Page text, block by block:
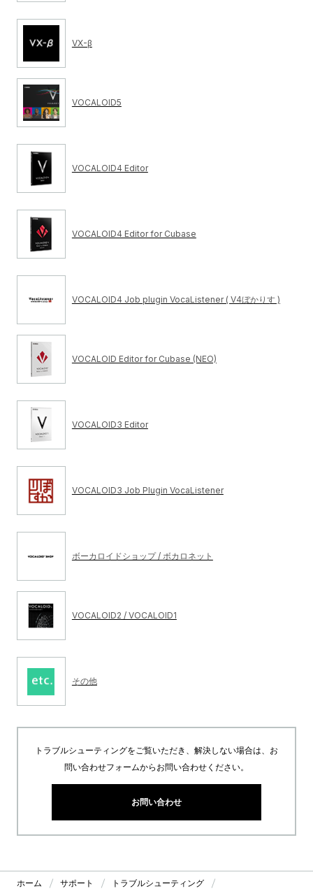
VX-β
VOCALOID5
VOCALOID4 Editor
VOCALOID4 Editor for Cubase
VOCALOID4 Job plugin VocaListener ( V4ぼかりす )
VOCALOID Editor for Cubase (NEO)
VOCALOID3 Editor
VOCALOID3 Job Plugin VocaListener
ボーカロイドショップ / ボカロネット
VOCALOID2 / VOCALOID1
その他
トラブルシューティングをご覧いただき、解決しない場合は、お
問い合わせフォームからお問い合わせください。
お問い合わせ
ホーム サポート
トラブルシューティング